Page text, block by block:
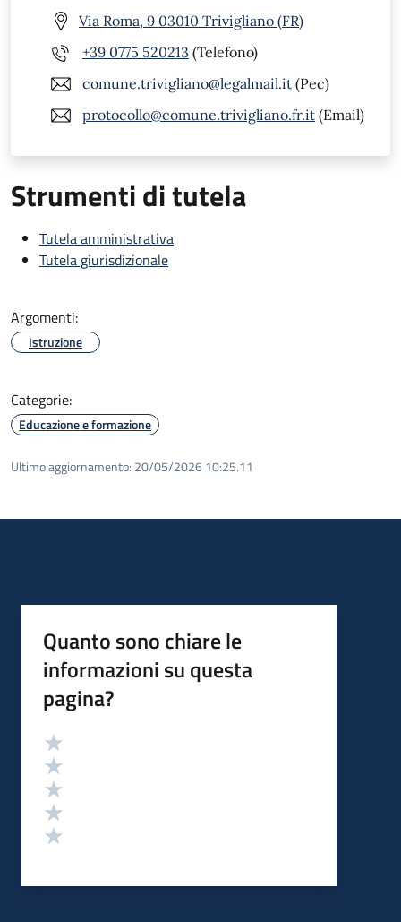
Via Roma, 9 03010 Trivigliano (FR)
+39 0775 520213 (Telefono)
comune.trivigliano@legalmail.it (Pec)
protocollo@comune.trivigliano.fr.it (Email)
Strumenti di tutela
Tutela amministrativa
Tutela giurisdizionale
Argomenti:
Istruzione
Categorie:
Educazione e formazione
Ultimo aggiornamento: 20/05/2026 10:25.11
Quanto sono chiare le
informazioni su questa
pagina?
Valutazione